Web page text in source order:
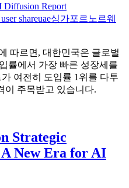
Diffusion Report
shareuae싱가포르 노르웨
따르면, 대한민국은 글로벌
률에서 가장 빠른 성장세를
여전히 도입률 1위를 다투
이 주목받고 있습니다.
Strategic
New Era for AI